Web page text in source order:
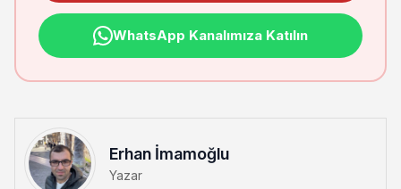
WhatsApp Kanalımıza Katılın
Erhan İmamoğlu
Yazar